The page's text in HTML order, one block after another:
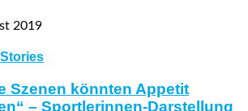
2019
Szenen könnten Appetit
– Sportlerinnen-Darstellung